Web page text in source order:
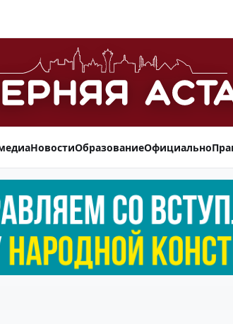
НовостиОбразованиеОфициально